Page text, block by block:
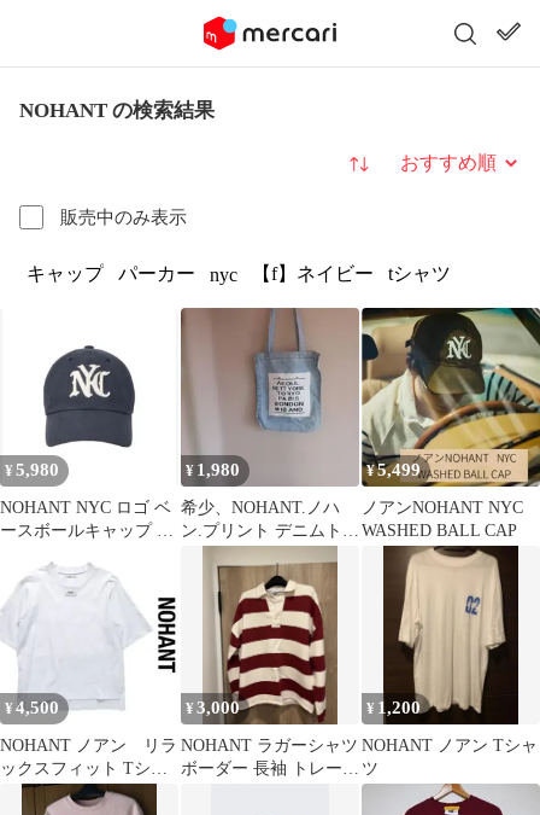
NOHANT の検索結果
販売中のみ表示
並び替え
キャップ パーカー nyc 【f】ネイビー tシャツ
¥ 5,980
NOHANT NYC ロゴ ベ
ースボールキャップ ネ
¥ 1,980
希少、NOHANT.ノハ
ン.プリント デニムトー
¥5,499
ノアンNOHANT NYC
WASHED BALL CAP
¥ 4,500
NOHANT ノアン リラ
ックスフィット Tシャ
ツ 韓国 archive
¥3,000
NOHANT ラガーシャツ
ボーダー 長袖 トレーナ
¥ 1,200
NOHANT ノアン Tシャ
ツ